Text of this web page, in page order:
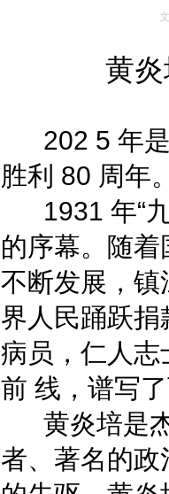
黄
202 5 年是
胜利 80 周年
1931 年“九
的序幕。随
不断发展，
界人民踊跃
病员，仁人
前 线，谱写
黄炎培是杰
者、著名的